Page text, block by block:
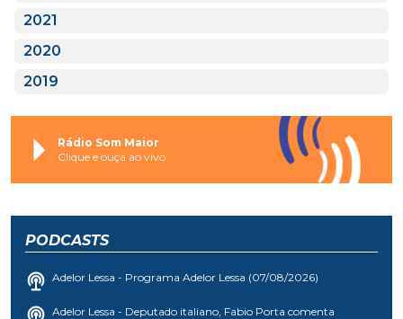
2021
2020
2019
Rádio Som Maior
Clique e ouça ao vivo
PODCASTS
Adelor Lessa - Programa Adelor Lessa (07/08/2026)
Adelor Lessa - Deputado italiano, Fabio Porta comenta